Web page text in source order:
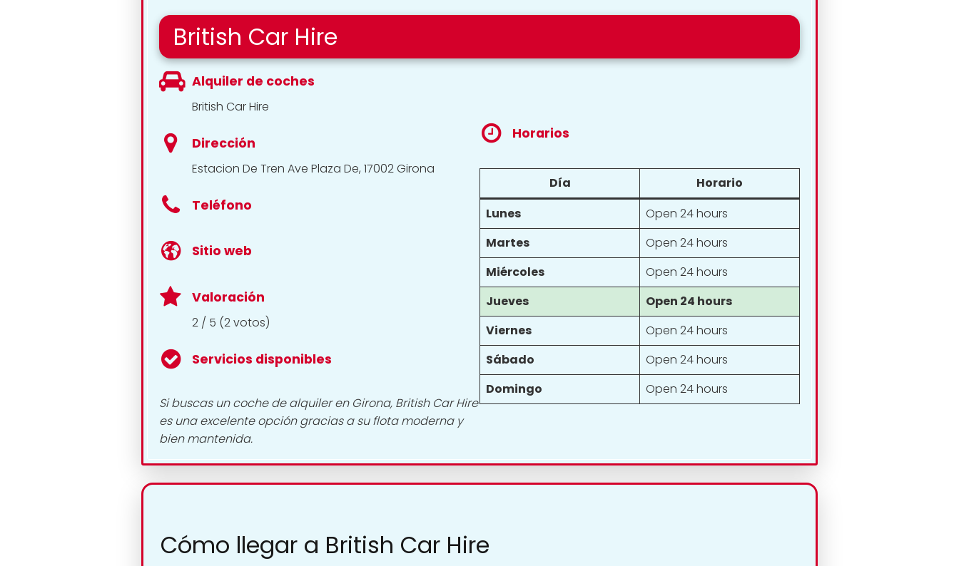
British Car Hire
Alquiler de coches
British Car Hire
Dirección
Estacion De Tren Ave Plaza De, 17002 Girona
Teléfono
Sitio web
Valoración
2 / 5 (2 votos)
Servicios disponibles
Si buscas un coche de alquiler en Girona, British Car Hire
es una excelente opción gracias a su flota moderna y
bien mantenida.
Horarios
Día
Horario
Lunes
Open 24 hours
Martes
Open 24 hours
Miércoles
Open 24 hours
Jueves
Open 24 hours
Viernes
Open 24 hours
Sábado
Open 24 hours
Domingo
Open 24 hours
Cómo llegar a British Car Hire